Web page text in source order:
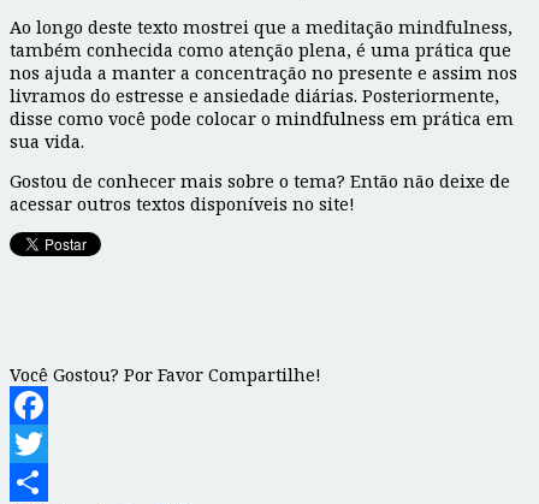
Ao longo deste texto mostrei que a meditação mindfulness,
também conhecida como atenção plena, é uma prática que
nos ajuda a manter a concentração no presente e assim nos
livramos do estresse e ansiedade diárias. Posteriormente,
disse como você pode colocar o mindfulness em prática em
sua vida.
Gostou de conhecer mais sobre o tema? Então não deixe de
acessar outros textos disponíveis no site!
Você Gostou? Por Favor Compartilhe!
Facebook
Twitter